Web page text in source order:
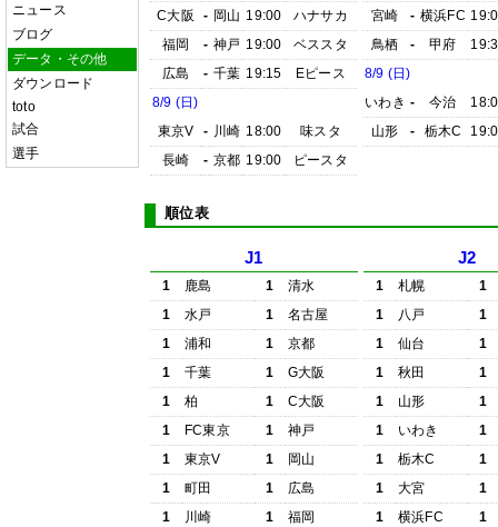
ニュース
ブログ
データ・その他
ダウンロード
toto
試合
選手
C大阪
- 岡山 19:00
ハナサカ
福岡
- 神戸 19:00
ベススタ
広島
- 千葉 19:15
Eピース
8/9 (日)
東京V
- 川崎 18:00
味スタ
長崎
- 京都 19:00 ピースタ
宮崎
- 横浜FC
鳥栖
- 甲府
8/9 (日)
いわき - 今治
山形
- 栃木C
順位表
J1
1 鹿島 1
清水
1
水戸 1
名古屋
1
浦和 1
京都
1
千葉 1
G大阪
1
柏 1
C大阪
1
FC東京 1
神戸
1
東京V 1
岡山
1
町田 1
広島
1
川崎 1
福岡
J2
1 札幌
1
1
八戸
1
1
仙台
1
1
秋田
1
1
山形
1
1
いわき
1
1
栃木C
1
1
大宮
1
1
横浜FC
1